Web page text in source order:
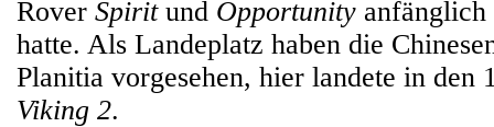
Rover Spiritund Opportunity anfänglich
hatte. Als Landeplatz haben die
Planitia vorgesehen, hier landete in den
Viking 2.